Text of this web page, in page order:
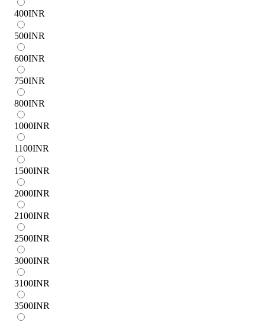
400INR
500INR
600INR
750INR
800INR
1000INR
1100INR
1500INR
2000INR
2100INR
2500INR
3000INR
3100INR
3500INR